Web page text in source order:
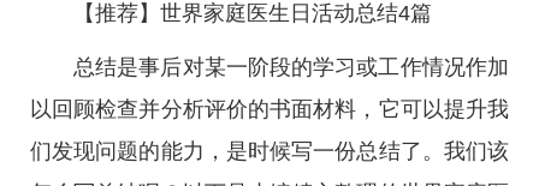
【推荐】世界家庭医生日活动总结4篇
总结是事后对某一阶段的学习或工作情况作加
以回顾检查并分析评价的书面材料，它可以提升我
们发现问题的能力，是时候写一份总结了。我们该